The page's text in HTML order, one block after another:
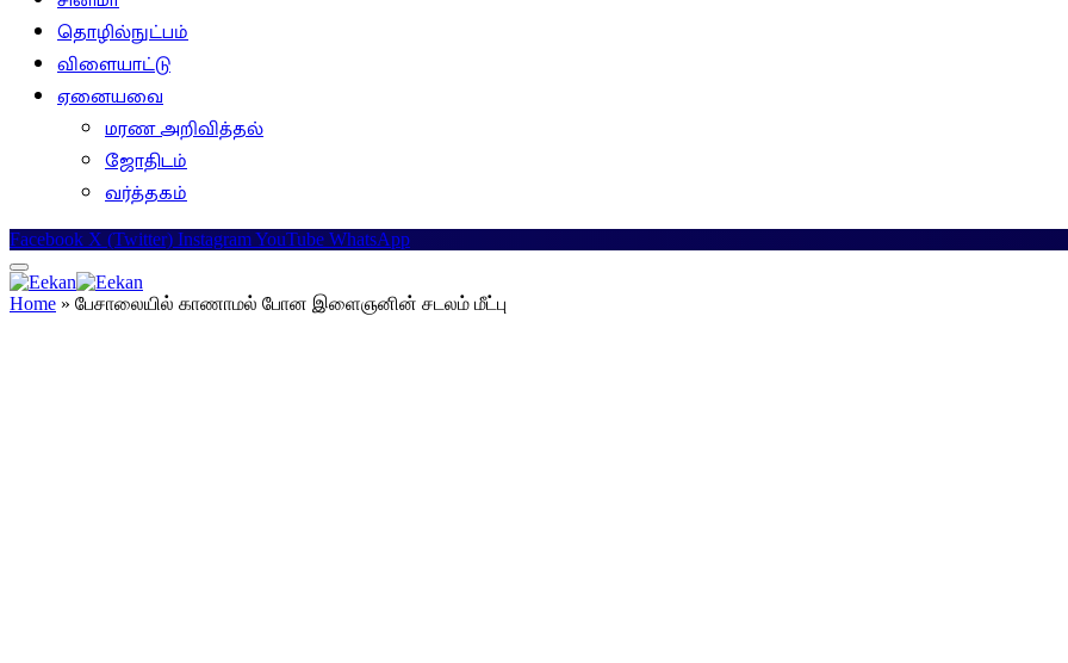
தொழில்நுட்பம்
விளையாட்டு
ஏனையவை
மரண அறிவித்தல்
ஜோதிடம்
வர்த்தகம்
Facebook X (Twitter) InstagramYouTube WhatsApp
Home » பேசாலையில் காணாமல் போன இளைஞனின் சடலம் மீட்பு